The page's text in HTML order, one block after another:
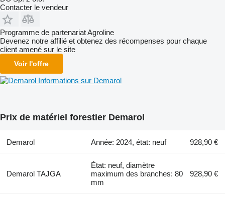
Contacter le vendeur
Programme de partenariat Agroline
Devenez notre affilié et obtenez des récompenses pour chaque
client amené sur le site
Voir l'offre
Informations sur Demarol
Prix de matériel forestier Demarol
Demarol Année: 2024, état: neuf 928,90 €
Demarol TAJGA
État: neuf, diamètre
maximum des branches: 80
mm
928,90 €